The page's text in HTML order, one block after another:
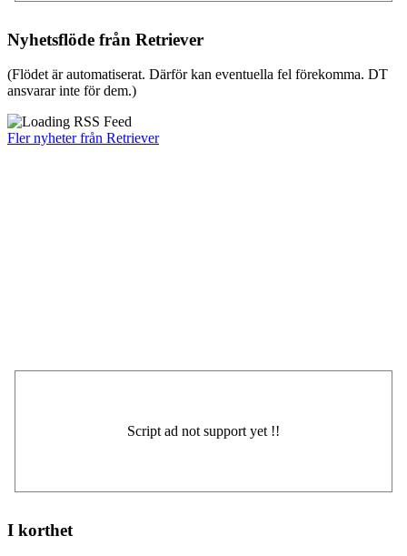
Nyhetsflöde från Retriever
(Flödet är automatiserat. Därför kan eventuella fel förekomma. DT
ansvarar inte för dem.)
Fler nyheter från Retriever
I korthet